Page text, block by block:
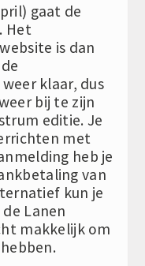
gaat de
Het
is dan
klaar, dus
bij te zijn
editie. Je
met
heb je
van
kun je
Lanen
makkelijk om